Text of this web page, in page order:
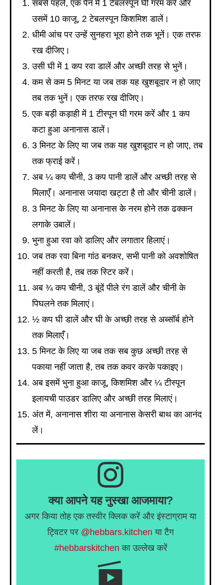
सबसे पहले, एक पैन में 1 टेबलस्पून घी गरम करें और
उसमें 10 काजू, 2 टेबलस्पून किशमिश डालें।
धीमी आंच पर उन्हें सुनहरा भूरा होने तक भूनें। एक तरफ
रख दीजिए।
उसी घी में 1 कप रवा डालें और अच्छी तरह से भुनें।
कम से कम 5 मिनट या जब तक यह खुशबूदार न हो जाए
तब तक भुनें। एक तरफ रख दीजिए।
एक बड़ी कड़ाही में 1 टीस्पून घी गरम करें और 1 कप
कटा हुआ अनानास डालें।
3 मिनट के लिए या जब तक यह खुशबूदार न हो जाए, तब
तक फ्राई करें।
अब ¼ कप चीनी, 3 कप पानी डालें और अच्छी तरह से
मिलाएँ। अनानास जयादा खट्टा है तो और चीनी डालें।
3 मिनट के लिए या अनानास के नरम होने तक ढक्कन
लगाके उबालें।
भुना हुआ रवा को डालिए और लगातार हिलाएं।
जब तक रवा बिना गांठ बनकर, सभी पानी को अवशोषित
नहीं करती है, तब तक स्टिर करें।
अब ¾ कप चीनी, 3 बूंदें पीले रंग डालें और चीनी के
पिघलने तक मिलाएं।
½ कप घी डालें और घी के अच्छी तरह से अब्सॉर्ब होने
तक मिलाएँ।
5 मिनट के लिए या जब तक सब कुछ अच्छी तरह से
पकाया नहीं जाता है, तब तक कवर करके पकाइए।
अब इसमें भुना हुआ काजू, किशमिश और ¼ टीस्पून
इलायची पाउडर डालिए और अच्छी तरह मिलाएं।
अंत में, अनानास शीरा या अनानास केसरी बाथ का आनंद
लें।
क्या आपने यह नुस्खा आजमाया?
अगर किया तोह एक तस्वीर क्लिक करें और इंस्टाग्राम या
ट्विटर पर @hebbars.kitchen या टैग
#hebbarskitchen का उल्लेख करें